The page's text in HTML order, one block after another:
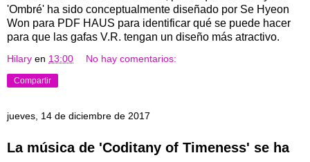
'Ombré' ha sido conceptualmente diseñado por Se Hyeon
Won para PDF HAUS para identificar qué se puede hacer
para que las gafas V.R. tengan un diseño más atractivo.
Hilary en 13:00 No hay comentarios:
Compartir
jueves, 14 de diciembre de 2017
La música de 'Coditany of Timeness' se ha